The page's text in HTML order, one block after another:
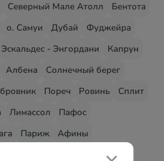
Северный Мале Атолл
Бентота
о. Самуи Дубай
Фуджейра
Эскальдес - Энгордани
Капрун
Албена
Солнечный берег
Пореч Ровинь
Сплит
Лимассол
Пафос
Париж
Афины
о. Родос